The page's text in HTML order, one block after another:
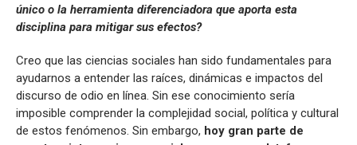
único o la herramienta diferenciadora que aporta esta
disciplina para mitigar sus efectos?
Creo que las ciencias sociales han sido fundamentales para
ayudarnos a entender las raíces, dinámicas e impactos del
discurso de odio en línea. Sin ese conocimiento sería
imposible comprender la complejidad social, política y cultural
de estos fenómenos. Sin embargo, hoy gran parte de